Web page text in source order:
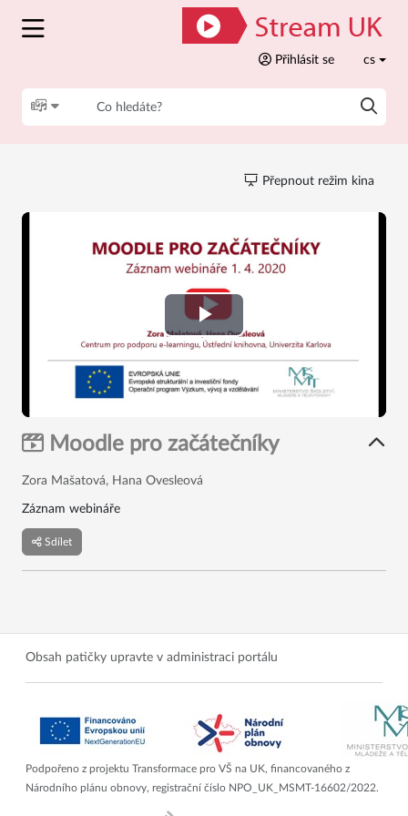
Přihlásit se cs
Přepnout režim kina
Play
Video
Moodle pro začátečníky
Zora Mašatová, Hana Ovesleová
Záznam webináře
Sdílet
Obsah patičky upravte v administraci portálu
Podpořeno z projektu Transformace pro VŠ na UK, financovaného z
Národního plánu obnovy, registrační číslo NPO_UK_MSMT-16602/2022.